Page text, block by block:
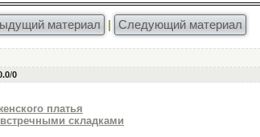
материал Следующий материал
/0
платья
складками